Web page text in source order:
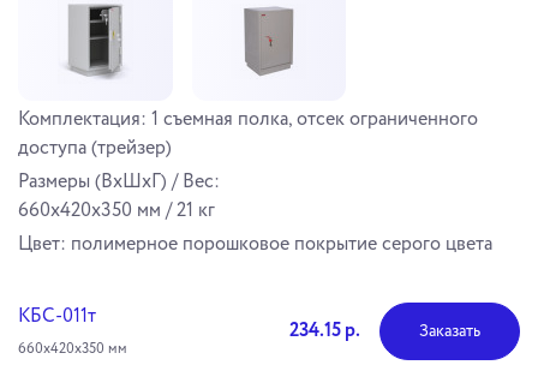
Комплектация: 1 съемная полка, отсек ограниченного
доступа (трейзер)
Размеры (ВхШхГ) / Вес:
660x420x350 мм / 21 кг
Цвет: полимерное порошковое покрытие серого цвета
КБС-011т
660х420х350 мм
234.15 р. Заказать